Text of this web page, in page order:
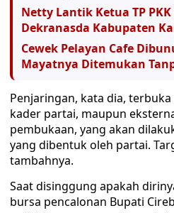
Netty Lantik Ketua TP
Dekranasda Kabupaten
Cewek Pelayan Cafe
Mayatnya Ditemukan
Penjaringan, kata dia,
kader partai, maupun
pembukaan, yang akan
yang dibentuk oleh partai.
tambahnya.
Saat disinggung apakah
bursa pencalonan Bupati